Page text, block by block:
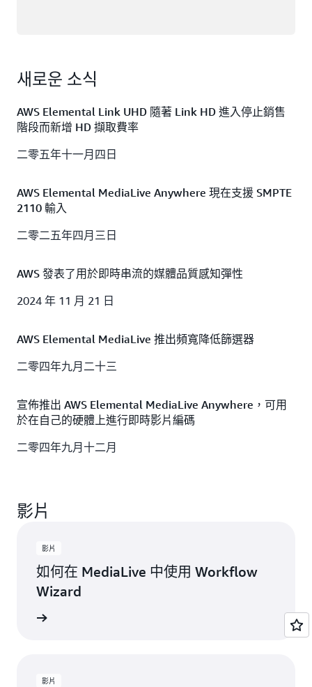
새로운 소식
AWS Elemental Link UHD 隨著 Link HD 進入停止銷售
階段而新增 HD 擷取費率
二零五年十一月四日
AWS Elemental MediaLive Anywhere 現在支援 SMPTE
2110 輸入
二零二五年四月三日
AWS 發表了用於即時串流的媒體品質感知彈性
2024 年 11 月 21 日
AWS Elemental MediaLive 推出頻寬降低篩選器
二零四年九月二十三
宣佈推出 AWS Elemental MediaLive Anywhere，可用
於在自己的硬體上進行即時影片編碼
二零四年九月十二月
影片
影片
如何在 MediaLive 中使用 Workflow
Wizard
影片